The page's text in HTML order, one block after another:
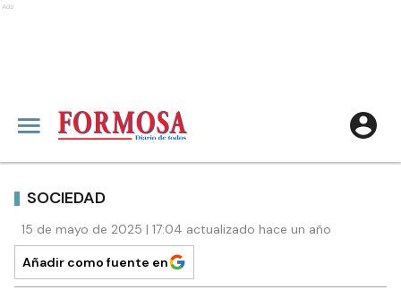
Ads
SOCIEDAD
15 de mayo de 2025 | 17:04 actualizado hace un año
Añadir como fuente en